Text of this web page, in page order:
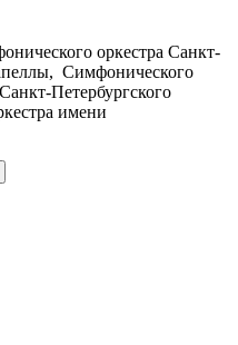
оркестра Санкт-
Симфонического
Петербургского
имени